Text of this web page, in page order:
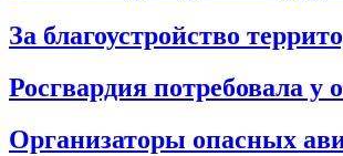
За благоустройство
Росгвардия потребовала
Организаторы опасных